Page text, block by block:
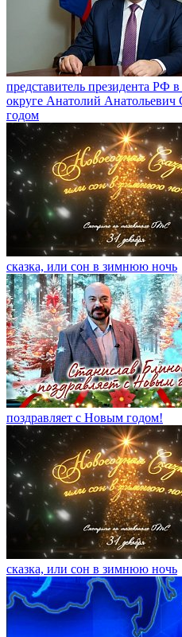
представитель президента РФ
округе Анатолий
годом
сказка, или сон в зимнюю ночь
поздравляет с Новым годом!
сказка, или сон в зимнюю ночь